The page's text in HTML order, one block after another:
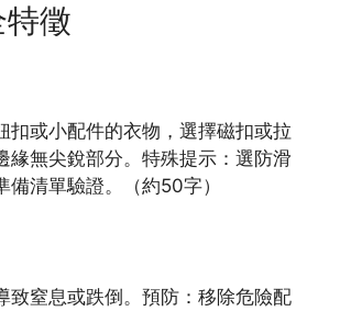
徵
扣或小配件的衣物，選擇磁扣或拉
緣無尖銳部分。特殊提示：選防滑
備清單驗證。（約50字）
致窒息或跌倒。預防：移除危險配